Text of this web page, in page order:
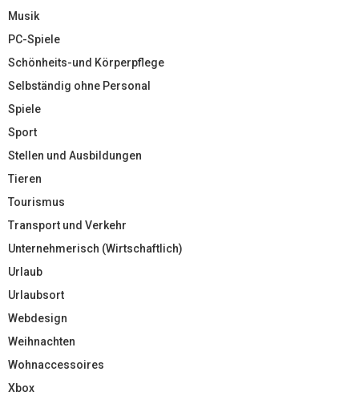
Musik
PC-Spiele
Schönheits-und Körperpflege
Selbständig ohne Personal
Spiele
Sport
Stellen und Ausbildungen
Tieren
Tourismus
Transport und Verkehr
Unternehmerisch (Wirtschaftlich)
Urlaub
Urlaubsort
Webdesign
Weihnachten
Wohnaccessoires
Xbox